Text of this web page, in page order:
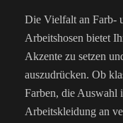
Die Vielfalt an Farb-
Arbeitshosen bietet
Akzente zu setzen
auszudrücken. Ob
Farben, die Auswahl
Arbeitskleidung an